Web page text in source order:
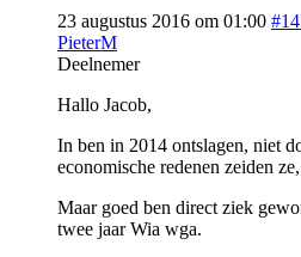
23 augustus 2016 om 01:00
PieterM
Deelnemer
Hallo Jacob,
In ben in 2014 ontslagen, niet
economische redenen zeiden
Maar goed ben direct ziek
twee jaar Wia wga.